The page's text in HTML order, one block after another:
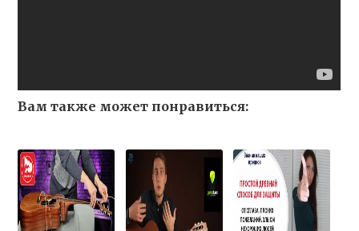
Вам также может понравиться: